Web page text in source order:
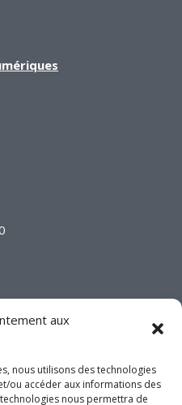
aux
nous utilisons des technologies
ou accéder aux informations des
nous permettra de